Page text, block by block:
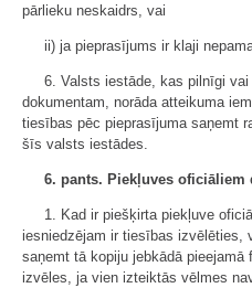
pārlieku neskaidrs, vai
ii) ja pieprasījums ir klaji
6. Valsts iestāde, kas pilnīgi
dokumentam, norāda atteikuma
tiesības pēc pieprasījuma saņemt
šīs valsts iestādes.
6. pants. Piekļuves oficiāliem
1. Kad ir piešķirta piekļuve
iesniedzējam ir tiesības izvēlēties,
saņemt tā kopiju jebkādā pieejamā
izvēles, ja vien izteiktās vēlmes